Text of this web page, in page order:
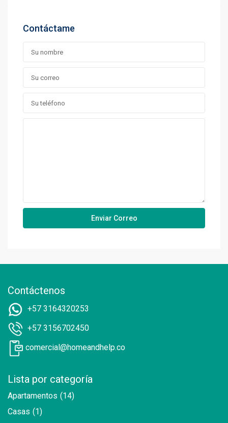
Contáctame
Contáctenos
+57 3164320253
+57 3156702450
comercial@homeandhelp.co
Lista por categoría
Apartamentos (14)
Casas (1)